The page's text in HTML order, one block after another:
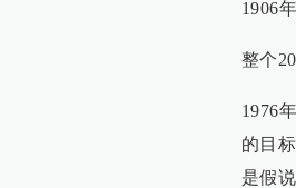
1906
整个
1976
的目
是假